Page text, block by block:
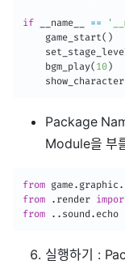
if __name__ ==
    game_start
( )
    bgm_play
( 10 )
    show_character
Package
Module을 부
from game. graphic .
from
. render
from
. . sound . echo
실행하기 :